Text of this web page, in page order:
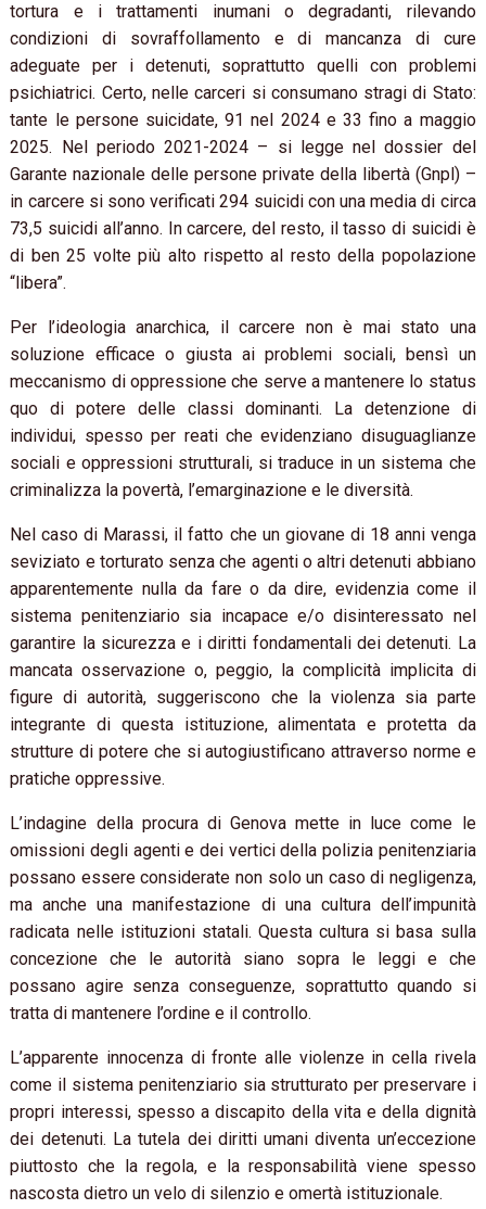
tortura e i trattamenti inumani o degradanti, rilevando
condizioni di sovraffollamento e di mancanza di cure
adeguate per i detenuti, soprattutto quelli con problemi
psichiatrici. Certo, nelle carceri si consumano stragi di Stato:
tante le persone suicidate, 91 nel 2024 e 33 fino a maggio
2025. Nel periodo 2021-2024 – si legge nel dossier del
Garante nazionale delle persone private della libertà (Gnpl) –
in carcere si sono verificati 294 suicidi con una media di circa
73,5 suicidi all’anno. In carcere, del resto, il tasso di suicidi è
di ben 25 volte più alto rispetto al resto della popolazione
“libera”.
Per l’ideologia anarchica, il carcere non è mai stato una
soluzione efficace o giusta ai problemi sociali, bensì un
meccanismo di oppressione che serve a mantenere lo status
quo di potere delle classi dominanti. La detenzione di
individui, spesso per reati che evidenziano disuguaglianze
sociali e oppressioni strutturali, si traduce in un sistema che
criminalizza la povertà, l’emarginazione e le diversità.
Nel caso di Marassi, il fatto che un giovane di 18 anni venga
seviziato e torturato senza che agenti o altri detenuti abbiano
apparentemente nulla da fare o da dire, evidenzia come il
sistema penitenziario sia incapace e/o disinteressato nel
garantire la sicurezza e i diritti fondamentali dei detenuti. La
mancata osservazione o, peggio, la complicità implicita di
figure di autorità, suggeriscono che la violenza sia parte
integrante di questa istituzione, alimentata e protetta da
strutture di potere che si autogiustificano attraverso norme e
pratiche oppressive.
L’indagine della procura di Genova mette in luce come le
omissioni degli agenti e dei vertici della polizia penitenziaria
possano essere considerate non solo un caso di negligenza,
ma anche una manifestazione di una cultura dell’impunità
radicata nelle istituzioni statali. Questa cultura si basa sulla
concezione che le autorità siano sopra le leggi e che
possano agire senza conseguenze, soprattutto quando si
tratta di mantenere l’ordine e il controllo.
L’apparente innocenza di fronte alle violenze in cella rivela
come il sistema penitenziario sia strutturato per preservare i
propri interessi, spesso a discapito della vita e della dignità
dei detenuti. La tutela dei diritti umani diventa un’eccezione
piuttosto che la regola, e la responsabilità viene spesso
nascosta dietro un velo di silenzio e omertà istituzionale.